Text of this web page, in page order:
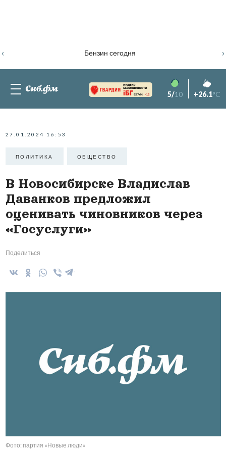
Бензин сегодня
‹ ›
82.76% -1.2 5/10 +26.1°C
27.01.2024 16:53
ПОЛИТИКА ОБЩЕСТВО
В Новосибирске Владислав
Даванков предложил
оценивать чиновников через
«Госуслуги»
Поделиться
Фото: партия «Новые люди»